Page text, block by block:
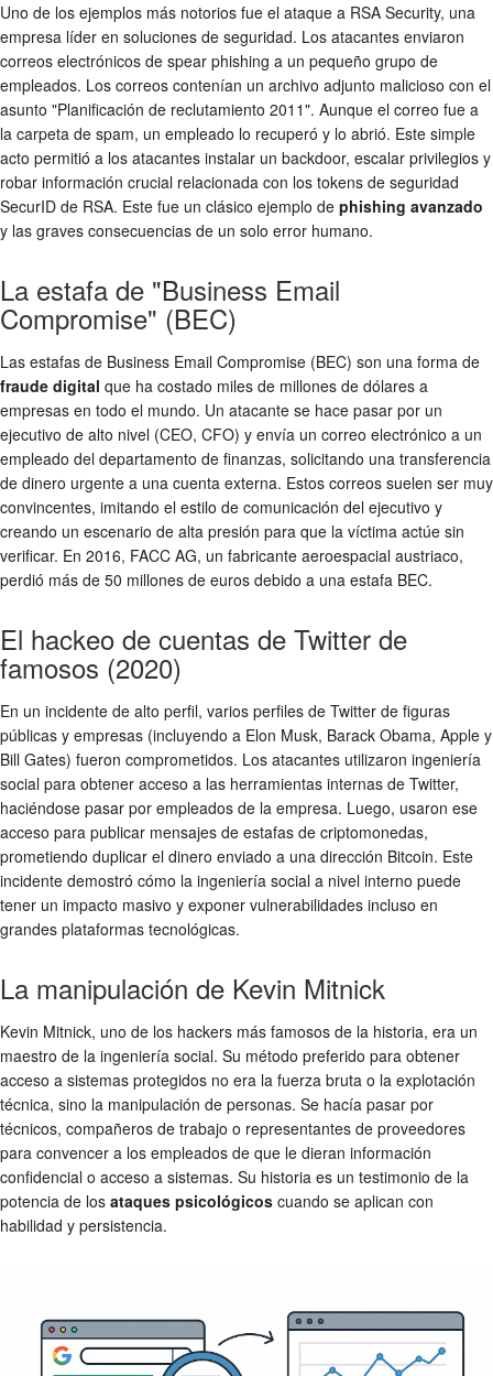
Uno de los ejemplos más notorios fue el ataque a RSA Security, una
empresa líder en soluciones de seguridad. Los atacantes enviaron
correos electrónicos de spear phishing a un pequeño grupo de
empleados. Los correos contenían un archivo adjunto malicioso con el
asunto "Planificación de reclutamiento 2011". Aunque el correo fue a
la carpeta de spam, un empleado lo recuperó y lo abrió. Este simple
acto permitió a los atacantes instalar un backdoor, escalar privilegios y
robar información crucial relacionada con los tokens de seguridad
SecurID de RSA. Este fue un clásico ejemplo de phishing avanzado
y las graves consecuencias de un solo error humano.
La estafa de "Business Email
Compromise" (BEC)
Las estafas de Business Email Compromise (BEC) son una forma de
fraude digital que ha costado miles de millones de dólares a
empresas en todo el mundo. Un atacante se hace pasar por un
ejecutivo de alto nivel (CEO, CFO) y envía un correo electrónico a un
empleado del departamento de finanzas, solicitando una transferencia
de dinero urgente a una cuenta externa. Estos correos suelen ser muy
convincentes, imitando el estilo de comunicación del ejecutivo y
creando un escenario de alta presión para que la víctima actúe sin
verificar. En 2016, FACC AG, un fabricante aeroespacial austriaco,
perdió más de 50 millones de euros debido a una estafa BEC.
El hackeo de cuentas de Twitter de
famosos (2020)
En un incidente de alto perfil, varios perfiles de Twitter de figuras
públicas y empresas (incluyendo a Elon Musk, Barack Obama, Apple y
Bill Gates) fueron comprometidos. Los atacantes utilizaron ingeniería
social para obtener acceso a las herramientas internas de Twitter,
haciéndose pasar por empleados de la empresa. Luego, usaron ese
acceso para publicar mensajes de estafas de criptomonedas,
prometiendo duplicar el dinero enviado a una dirección Bitcoin. Este
incidente demostró cómo la ingeniería social a nivel interno puede
tener un impacto masivo y exponer vulnerabilidades incluso en
grandes plataformas tecnológicas.
La manipulación de Kevin Mitnick
Kevin Mitnick, uno de los hackers más famosos de la historia, era un
maestro de la ingeniería social. Su método preferido para obtener
acceso a sistemas protegidos no era la fuerza bruta o la explotación
técnica, sino la manipulación de personas. Se hacía pasar por
técnicos, compañeros de trabajo o representantes de proveedores
para convencer a los empleados de que le dieran información
confidencial o acceso a sistemas. Su historia es un testimonio de la
potencia de los ataques psicológicos cuando se aplican con
habilidad y persistencia.